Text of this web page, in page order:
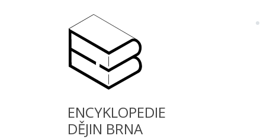
ENCYKLOPEDIE
DĚJIN BRNA